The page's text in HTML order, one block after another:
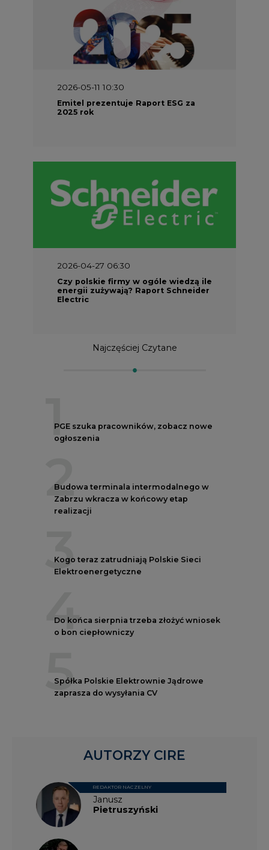
2026-05-11 10:30
Emitel prezentuje Raport ESG za
2025 rok
2026-04-27 06:30
Czy polskie firmy w ogóle wiedzą ile
energii zużywają? Raport Schneider
Electric
Najczęściej Czytane
1
PGE szuka pracowników, zobacz nowe
ogłoszenia
2
Budowa terminala intermodalnego w
Zabrzu wkracza w końcowy etap
realizacji
3
Kogo teraz zatrudniają Polskie Sieci
Elektroenergetyczne
4
Do końca sierpnia trzeba złożyć wniosek
o bon ciepłowniczy
5
Spółka Polskie Elektrownie Jądrowe
zaprasza do wysyłania CV
Janusz
Pietruszyński
REDAKTOR NACZELNY
AUTORZY CIRE